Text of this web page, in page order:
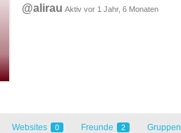
@alirau Aktiv vor 1 Jahr, 6 Monaten
Websites 0 Freunde 2 Gruppen